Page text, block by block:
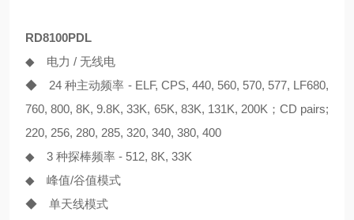
RD8100PDL
◆ 电力 / 无线电
◆ 24 种主动频率 - ELF, CPS, 440, 560, 570, 577, LF680,
760, 800, 8K, 9.8K, 33K, 65K, 83K, 131K, 200K；CD pairs;
220, 256, 280, 285, 320, 340, 380, 400
◆ 3 种探棒频率 - 512, 8K, 33K
◆ 峰值/谷值模式
◆ 单天线模式